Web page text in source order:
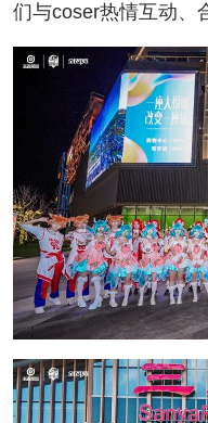
们与coser热情互动、